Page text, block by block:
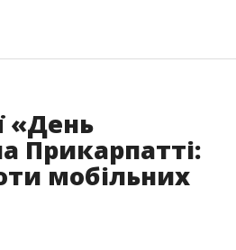
«День
Прикарпатті:
мобільних